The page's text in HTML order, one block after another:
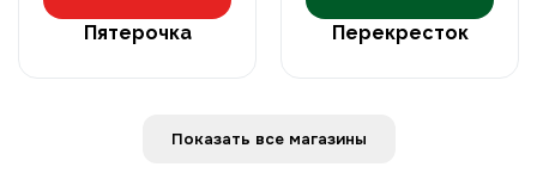
Пятерочка Перекресток
Показать все магазины